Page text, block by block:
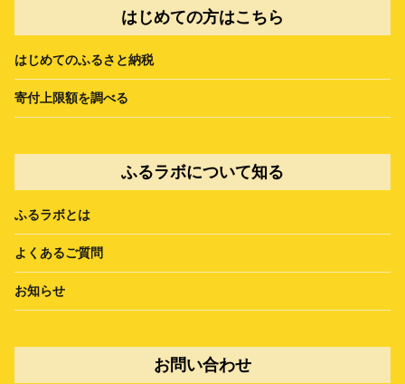
はじめての方はこちら
はじめてのふるさと納税
寄付上限額を調べる
ふるラボについて知る
ふるラボとは
よくあるご質問
お知らせ
お問い合わせ